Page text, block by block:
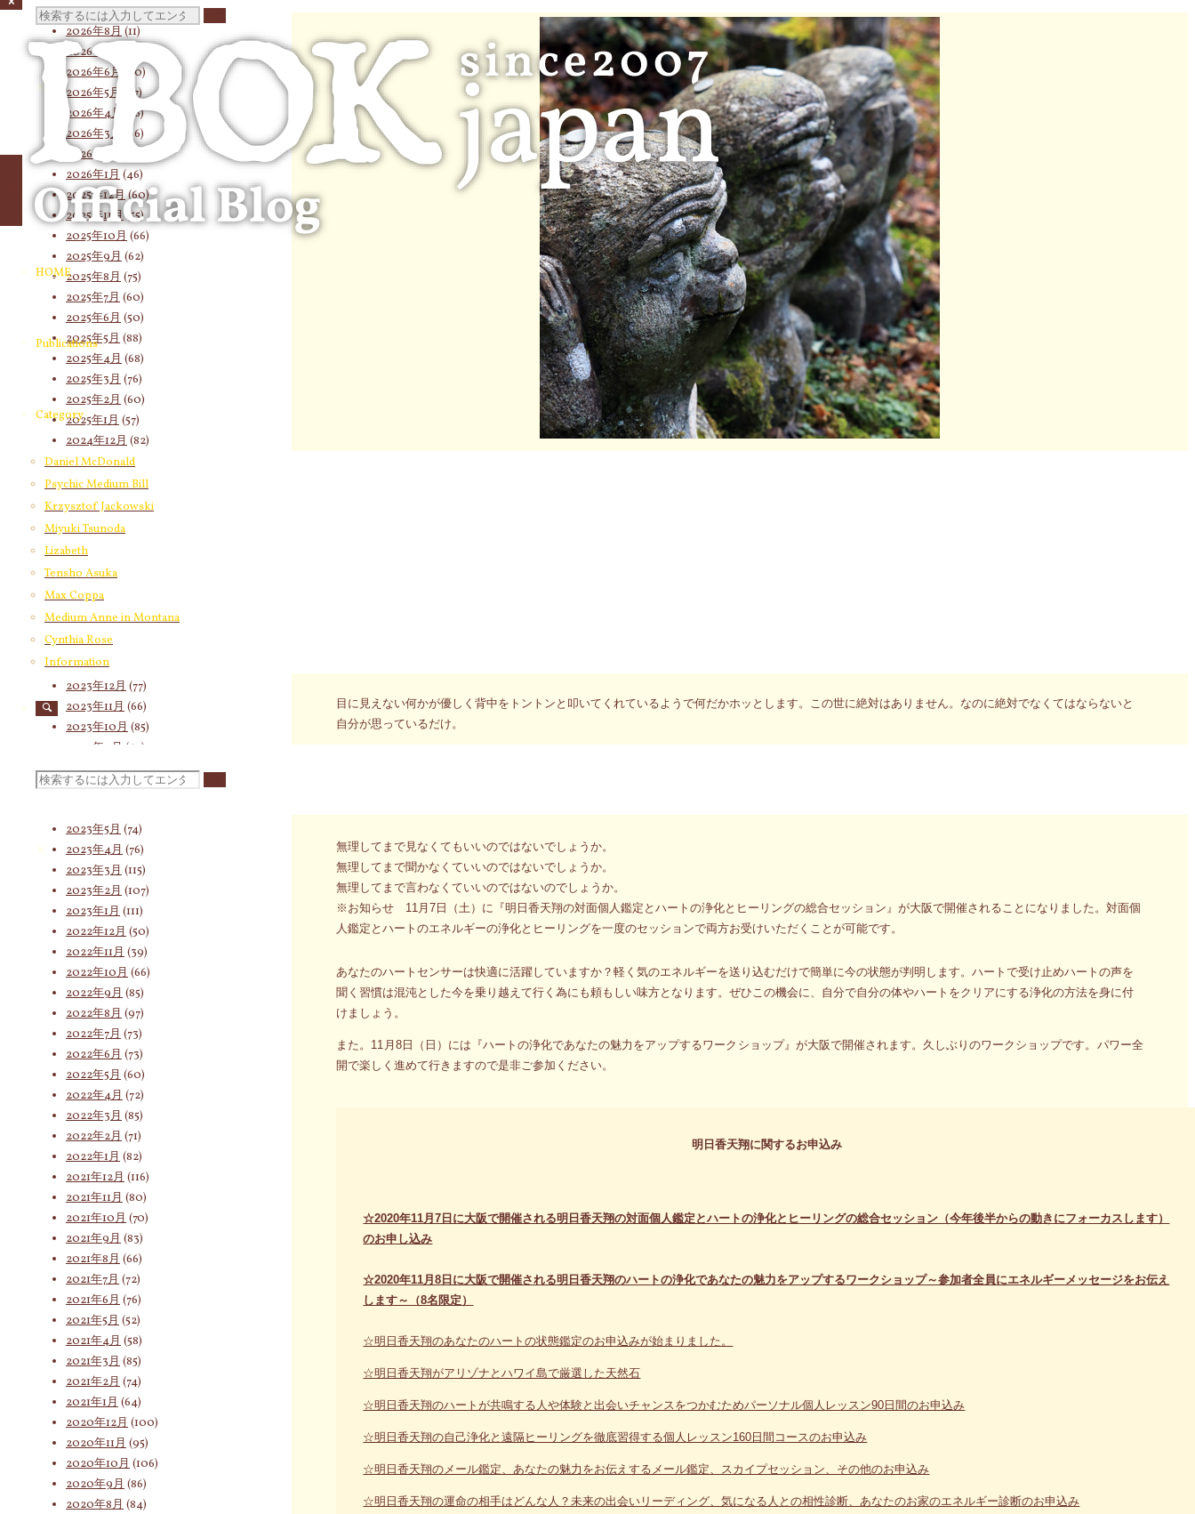
検
索
対
象:
HOME
Publications
Category
Daniel McDonald
Psychic Medium Bill
Krzysztof Jackowski
Miyuki Tsunoda
Lizabeth
Tensho Asuka
Max Coppa
Medium Anne in Montana
Cynthia Rose
Information
検
索
目に見えない何かが優しく背中をトントンと叩いてくれているようで何だかホッとします。この世に絶対はありません。なのに絶対でなくてはならないと
自分が思っているだけ。
無理してまで見なくてもいいのではないでしょうか。
無理してまで聞かなくていいのではないでしょうか。
無理してまで言わなくていいのではないのでしょうか。
※お知らせ 11月7日（土）に『明日香天翔の対面個人鑑定とハートの浄化とヒーリングの総合セッション』が大阪で開催されることになりました。対面個
人鑑定とハートのエネルギーの浄化とヒーリングを一度のセッションで両方お受けいただくことが可能です。
あなたのハートセンサーは快適に活躍していますか？軽く気のエネルギーを送り込むだけで簡単に今の状態が判明します。ハートで受け止めハートの声を
聞く習慣は混沌とした今を乗り越えて行く為にも頼もしい味方となります。ぜひこの機会に、自分で自分の体やハートをクリアにする浄化の方法を身に付
けましょう。
また。11月8日（日）には『ハートの浄化であなたの魅力をアップするワークショップ』が大阪で開催されます。久しぶりのワークショップです。パワー全
開で楽しく進めて行きますので是非ご参加ください。
明日香天翔に関するお申込み
☆2020年11月7日に大阪で開催される明日香天翔の対面個人鑑定とハートの浄化とヒーリングの総合セッション（今年後半からの動きにフォーカスします）
のお申し込み
☆2020年11月8日に大阪で開催される明日香天翔のハートの浄化であなたの魅力をアップするワークショップ～参加者全員にエネルギーメッセージをお伝え
します～（8名限定）
☆明日香天翔のあなたのハートの状態鑑定のお申込みが始まりました。
☆明日香天翔がアリゾナとハワイ島で厳選した天然石
☆明日香天翔のハートが共鳴する人や体験と出会いチャンスをつかむためパーソナル個人レッスン90日間のお申込み
☆明日香天翔の自己浄化と遠隔ヒーリングを徹底習得する個人レッスン160日間コースのお申込み
☆明日香天翔のメール鑑定、あなたの魅力をお伝えするメール鑑定、スカイプセッション、その他のお申込み
☆明日香天翔の運命の相手はどんな人？未来の出会いリーディング、気になる人との相性診断、あなたのお家のエネルギー診断のお申込み
2026年8月 (11)
2026年7月
2026年6月
(60)
2026年5月
(67)
2026年4月
(76)
2026年3月
(66)
2026年2月
2026年1月 (46)
2025年12月(60)
2025年11月(55)
2025年10月 (66)
2025年9月 (62)
2025年8月 (75)
2025年7月 (60)
2025年6月 (50)
2025年5月 (88)
2025年4月 (68)
2025年3月 (76)
2025年2月 (60)
2025年1月 (57)
2024年12月 (82)
2024年11月(53)
2024年10月 (65)
2024年9月(58)
2024年8月
2024年7月
2024年4月
2024年3月(70)
2024年2月
2024年1月
2023年12月 (77)
2023年11月 (66)
2023年10月 (85)
2023年9月 (59)
2023年8月(91)
2023年7月(89)
2023年5月 (74)
2023年4月 (76)
2023年3月 (115)
2023年2月 (107)
2023年1月 (111)
2022年12月 (50)
2022年11月 (39)
2022年10月 (66)
2022年9月 (85)
2022年8月 (97)
2022年7月 (73)
2022年6月 (73)
2022年5月 (60)
2022年4月 (72)
2022年3月 (85)
2022年2月 (71)
2022年1月 (82)
2021年12月 (116)
2021年11月 (80)
2021年10月 (70)
2021年9月 (83)
2021年8月 (66)
2021年7月 (72)
2021年6月 (76)
2021年5月 (52)
2021年4月 (58)
2021年3月 (85)
2021年2月 (74)
2021年1月 (64)
2020年12月 (100)
2020年11月 (95)
2020年10月 (106)
2020年9月 (86)
2020年8月 (84)